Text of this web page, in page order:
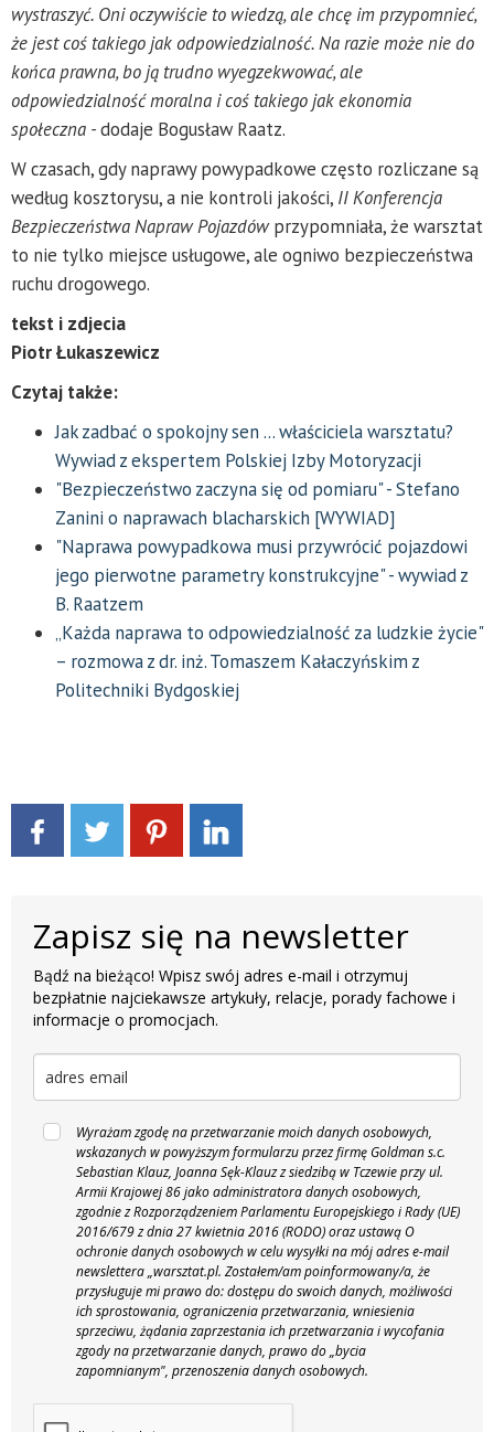
wystraszyć. Oni oczywiście to wiedzą, ale chcę im przypomnieć,
że jest coś takiego jak odpowiedzialność. Na razie może nie do
końca prawna, bo ją trudno wyegzekwować, ale
odpowiedzialność moralna i coś takiego jak ekonomia
społeczna -dodaje Bogusław Raatz.
W czasach, gdy naprawy powypadkowe często rozliczane są
według kosztorysu, a nie kontroli jakości, II Konferencja
Bezpieczeństwa Napraw Pojazdówprzypomniała, że warsztat
to nie tylko miejsce usługowe, ale ogniwo bezpieczeństwa
ruchu drogowego.
tekst i zdjecia
Piotr Łukaszewicz
Czytaj także:
Jak zadbać o spokojny sen ... właściciela warsztatu?
Wywiad z ekspertem Polskiej Izby Motoryzacji
"Bezpieczeństwo zaczyna się od pomiaru" - Stefano
Zanini o naprawach blacharskich [WYWIAD]
"Naprawa powypadkowa musi przywrócić pojazdowi
jego pierwotne parametry konstrukcyjne" - wywiad z
B. Raatzem
„Każda naprawa to odpowiedzialność za ludzkie życie"
– rozmowa z dr. inż. Tomaszem Kałaczyńskim z
Politechniki Bydgoskiej
Zapisz się na newsletter
Bądź na bieżąco! Wpisz swój adres e-mail i otrzymuj
bezpłatnie najciekawsze artykuły, relacje, porady fachowe i
informacje o promocjach.
Wyrażam zgodę na przetwarzanie moich danych osobowych,
wskazanych w powyższym formularzu przez firmę Goldman s.c.
Sebastian Klauz, Joanna Sęk-Klauz z siedzibą w Tczewie przy ul.
Armii Krajowej 86 jako administratora danych osobowych,
zgodnie z Rozporządzeniem Parlamentu Europejskiego i Rady (UE)
2016/679 z dnia 27 kwietnia 2016 (RODO) oraz ustawą O
ochronie danych osobowych w celu wysyłki na mój adres e-mail
newslettera „warsztat.pl. Zostałem/am poinformowany/a, że
przysługuje mi prawo do: dostępu do swoich danych, możliwości
ich sprostowania, ograniczenia przetwarzania, wniesienia
sprzeciwu, żądania zaprzestania ich przetwarzania i wycofania
zgody na przetwarzanie danych, prawo do „bycia
zapomnianym", przenoszenia danych osobowych.